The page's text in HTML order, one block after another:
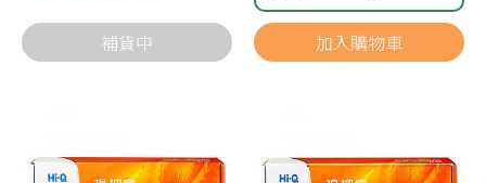
補貨中 加入購物車